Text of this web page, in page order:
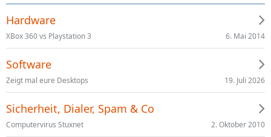
Hardware
XBox 360 vs Playstation 3 6. Mai 2014
Software
Zeigt mal eure Desktops 19. Juli 2026
Sicherheit, Dialer, Spam & Co
Computervirus Stuxnet 2. Oktober 2010